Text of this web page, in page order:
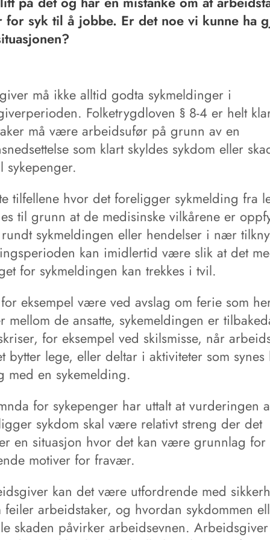
for syk til å jobbe. Er det noe vi kunne ha
må ikke alltid godta sykmeldinger i
Folketrygdloven § 8-4 er helt
må være arbeidsufør på grunn av en
som klart skyldes sykdom eller
sykepenger.
tilfellene hvor det foreligger sykmelding fra
til grunn at de medisinske vilkårene er
sykmeldingen eller hendelser i nær
kan imidlertid være slik at det
for sykmeldingen kan trekkes i tvil.
eksempel være ved avslag om ferie som
mellom de ansatte, sykemeldingen er
for eksempel ved skilsmisse, når
bytter lege, eller deltar i aktiviteter som synes
med en sykemelding.
for sykepenger har uttalt at vurderingen
sykdom skal være relativt streng der det
en situasjon hvor det kan være grunnlag for
motiver for fravær.
kan det være utfordrende med
feiler arbeidstaker, og hvordan sykdommen
skaden påvirker arbeidsevnen.